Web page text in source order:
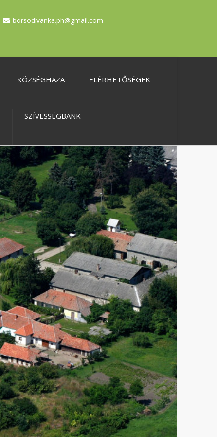
borsodivanka.ph@gmail.com
KÖZSÉGHÁZA ELÉRHETŐSÉGEK
SZÍVESSÉGBANK